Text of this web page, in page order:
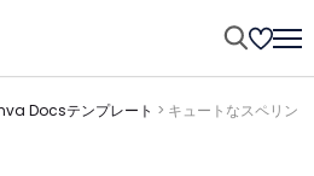
Docsテンプレート > キュートなスペリン